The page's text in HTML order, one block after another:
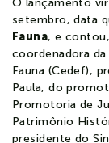
O lançamento
setembro, data
Fauna, e
coordenadora
Fauna (Cedef),
Paula, do
Promotoria de
Patrimônio
presidente do